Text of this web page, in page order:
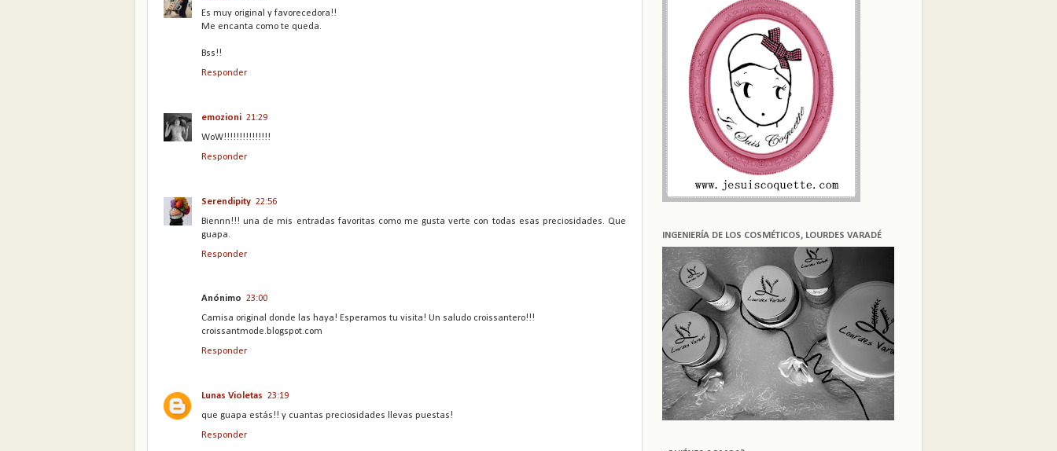
Es muy original y favorecedora!!
Me encanta como te queda.
Bss!!
Responder
emozioni 21:29
WoW!!!!!!!!!!!!!!!
Responder
Serendipity 22:56
Biennn!!! una de mis entradas favoritas como me gusta verte con todas esas preciosidades. Que
guapa.
Responder
Anónimo 23:00
Camisa original donde las haya! Esperamos tu visita! Un saludo croissantero!!!
croissantmode.blogspot.com
Responder
Lunas Violetas 23:19
que guapa estás!! y cuantas preciosidades llevas puestas!
Responder
INGENIERÍA DE LOS COSMÉTICOS, LOURDES VARADÉ